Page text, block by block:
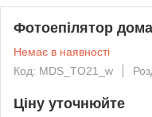
Фотоепілятор
Немає в наявності
Код: MDS_TO21_w
Ціну уточнюйте